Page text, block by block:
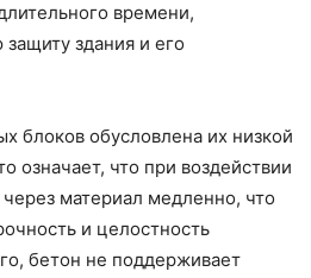
времени,
здания и его
блоков обусловлена их низкой
означает, что при воздействии
материал медленно, что
и целостность
бетон не поддерживает